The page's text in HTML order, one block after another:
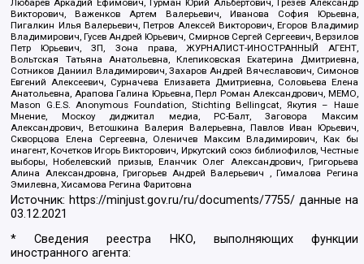
Викторович, Важенков Артем Валерьевич, Иванова София Юрьевна,
Пигалкин Илья Валерьевич, Петров Алексей Викторович, Егоров Владимир
Владимирович, Гусев Андрей Юрьевич, Смирнов Сергей Сергеевич, Верзилов
Петр Юрьевич, ЗП, Зона права, ЖУРНАЛИСТ-ИНОСТРАННЫЙ АГЕНТ,
Вольтская Татьяна Анатольевна, Клепиковская Екатерина Дмитриевна,
Сотников Даниил Владимирович, Захаров Андрей Вячеславович, Симонов
Евгений Алексеевич, Сурначева Елизавета Дмитриевна, Соловьева Елена
Анатольевна, Арапова Галина Юрьевна, Перл Роман Александрович, МЕМО,
Mason G.E.S. Anonymous Foundation, Stichting Bellingcat, Якутия – Наше
Мнение, Москоу диджитал медиа, РС-Балт, Заговора Максим
Александрович, Ветошкина Валерия Валерьевна, Павлов Иван Юрьевич,
Скворцова Елена Сергеевна, Оленичев Максим Владимирович, Как бы
инагент, Кочетков Игорь Викторович, Иркутский союз библиофилов, Честные
выборы, Нобелевский призыв, Еланчик Олег Александрович, Григорьева
Алина Александровна, Григорьев Андрей Валерьевич , Гималова Регина
Эмилевна, Хисамова Регина Фаритовна
Источник: https://minjust.gov.ru/ru/documents/7755/ данные на
03.12.2021
* Сведения реестра НКО, выполняющих функции
иностранного агента: